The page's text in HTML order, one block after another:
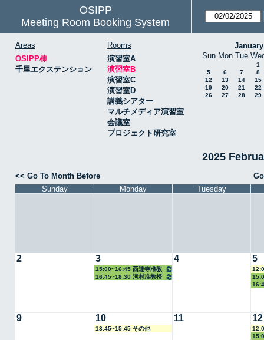
OSIPP
Meeting Room Booking System
Areas
OSIPP棟
千里エクステンション
Rooms
演習室A
演習室B
演習室C
演習室D
講義シアター
マルチメディア演習室
会議室
プロジェクト研究室
Sun Mon Tue
1
5
6 7
8
12
13 14
15
19
20 21
22
26
27 28 29
2025
<< Go To Month Before
Sunday
Monday Tuesday
2 3
15:00~16:45 西連寺准教
授
16:45~18:30 河村准教授
4 5
9 10
13:45~15:45 その他
11 12